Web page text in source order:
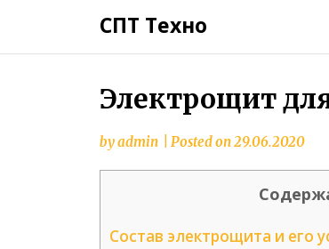
СПТ Техно
Электрощит
byadmin Posted on29.06.2020
Состав электрощита и его